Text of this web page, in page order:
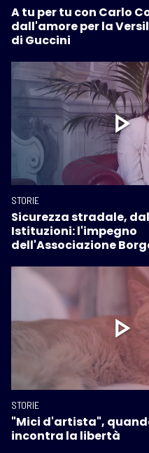
A tu per tu con Carlo
dall'amore per la
di Guccini
STORIE
Sicurezza stradale,
Istituzioni: l'impegno
dell'Associazione
STORIE
"Mici d'artista",
incontra la libertà